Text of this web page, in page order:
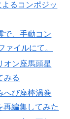
よるコンポジッ
で、手動コン
ァイルにて。
オン座馬頭星
みる
へび座棒渦巻
再編集してみた